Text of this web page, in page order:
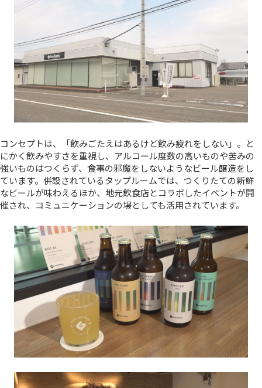
コンセプトは、「飲みごたえはあるけど飲み疲れをしない」。と
にかく飲みやすさを重視し、アルコール度数の高いものや苦みの
強いものはつくらず、食事の邪魔をしないようなビール醸造をし
ています。併設されているタップルームでは、つくりたての新鮮
なビールが味わえるほか、地元飲食店とコラボしたイベントが開
催され、コミュニケーションの場としても活用されています。